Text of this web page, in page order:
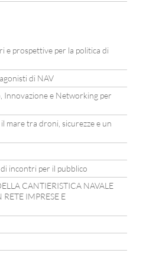
e prospettive per la politica di
di NAV
Innovazione e Networking per
mare tra droni, sicurezze e un
incontri per il pubblico
CANTIERISTICA NAVALE
RETE IMPRESE E